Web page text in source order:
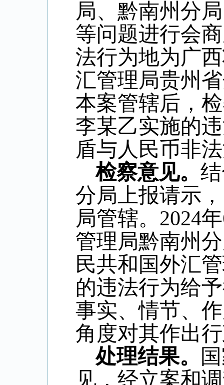
局、黔南州分
等问题进行会
法行为地为广
汇管理局贵州
本案管辖后，
李某乙实施的
盾与人民币非
检察意见。
分局上报请示
局管辖。 2024年
管理局黔南州
民共和国外汇
的违法行为给
事实、情节、
角度对其作出
处理结果。
见，经立案和